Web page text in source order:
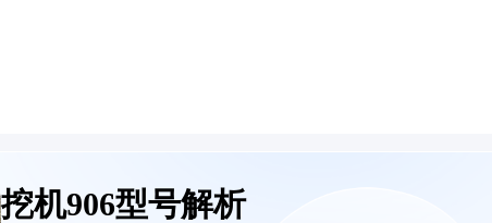
挖机906型号解析